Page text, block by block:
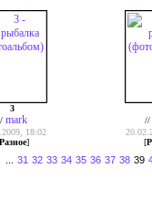
3
mark
18:02
]
//
[
31 32 33 34 35 36 37 38 39